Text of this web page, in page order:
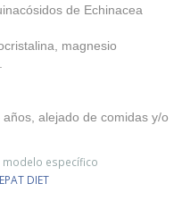
de Echinacea
magnesio
alejado de comidas y/o
específico
DIET